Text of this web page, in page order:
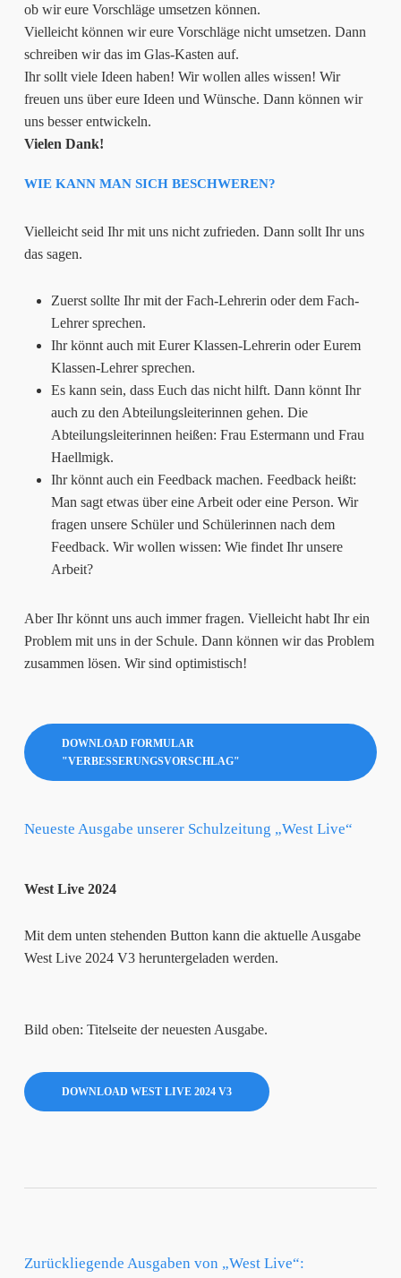
ob wir eure Vorschläge umsetzen können.
Vielleicht können wir eure Vorschläge nicht umsetzen. Dann
schreiben wir das im Glas-Kasten auf.
Ihr sollt viele Ideen haben! Wir wollen alles wissen! Wir
freuen uns über eure Ideen und Wünsche. Dann können wir
uns besser entwickeln.
Vielen Dank!
WIE KANN MAN SICH BESCHWEREN?
Vielleicht seid Ihr mit uns nicht zufrieden. Dann sollt Ihr uns
das sagen.
Zuerst sollte Ihr mit der Fach-Lehrerin oder dem Fach-
Lehrer sprechen.
Ihr könnt auch mit Eurer Klassen-Lehrerin oder Eurem
Klassen-Lehrer sprechen.
Es kann sein, dass Euch das nicht hilft. Dann könnt Ihr
auch zu den Abteilungsleiterinnen gehen. Die
Abteilungsleiterinnen heißen: Frau Estermann und Frau
Haellmigk.
Ihr könnt auch ein Feedback machen. Feedback heißt:
Man sagt etwas über eine Arbeit oder eine Person. Wir
fragen unsere Schüler und Schülerinnen nach dem
Feedback. Wir wollen wissen: Wie findet Ihr unsere
Arbeit?
Aber Ihr könnt uns auch immer fragen. Vielleicht habt Ihr ein
Problem mit uns in der Schule. Dann können wir das Problem
zusammen lösen. Wir sind optimistisch!
DOWNLOAD FORMULAR
"VERBESSERUNGSVORSCHLAG"
Neueste Ausgabe unserer Schulzeitung „West Live“
West Live 2024
Mit dem unten stehenden Button kann die aktuelle Ausgabe
West Live 2024 V3 heruntergeladen werden.
Bild oben: Titelseite der neuesten Ausgabe.
DOWNLOAD WEST LIVE 2024 V3
Zurückliegende Ausgaben von „West Live“: